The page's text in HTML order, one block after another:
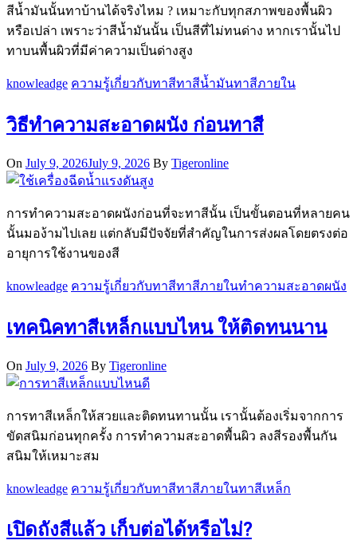
สีน้ำมันนั้นทาบ้านได้จริงไหม ? เหมาะกับทุกสภาพของพื้นผิว
หรือเปล่า เพราะว่าสีน้ำมันนั้น เป็นสีที่ไม่ทนด่าง หากเรานั้นไป
ทาบนพื้นผิวที่มีค่าความเป็นด่างสูง
knowleadge ความรู้เกี่ยวกับทาสีทาสีน้ำมันทาสีภายใน
วิธีทำความสะอาดผนัง ก่อนทาสี
On July 9, 2026July 9, 2026 By Tigeronline
การทำความสะอาดผนังก่อนที่จะทาสีนั้น เป็นขั้นตอนที่หลายคน
นั้นมอง้ามไปเลย แต่กลับมีปัจจัยที่สำคัญในการส่งผลโดยตรงต่อ
อายุการใช้งานของสี
knowleadge ความรู้เกี่ยวกับทาสีทาสีภายในทำความสะอาดผนัง
เทคนิคทาสีเหล็กแบบไหน ให้ติดทนนาน
On July 9, 2026 By Tigeronline
การทาสีเหล็กให้สวยและติดทนทานนั้น เรานั้นต้องเริ่มจากการ
ขัดสนิมก่อนทุกครั้ง การทำความสะอาดพื้นผิว ลงสีรองพื้นกัน
สนิมให้เหมาะสม
knowleadge ความรู้เกี่ยวกับทาสีทาสีภายในทาสีเหล็ก
เปิดถังสีแล้ว เก็บต่อได้หรือไม่?